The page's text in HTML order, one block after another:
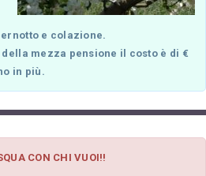
e colazione.
mezza pensione il costo è di €
in più.
CON CHI VUOI!!